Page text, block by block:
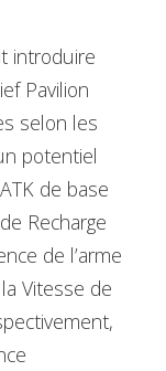
introduire
Pavilion
selon les
potentiel
de base
Recharge
de l’arme
Vitesse de